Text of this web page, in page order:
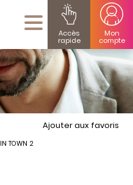
Accès
rapide
Mon
compte
IN TOWN 2
Ajouter aux favoris